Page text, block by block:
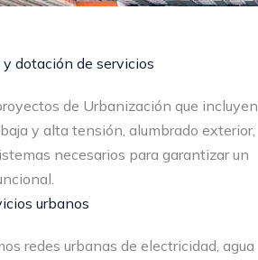
dotación de servicios
de Urbanización que incluyen
y alta tensión, alumbrado exterior,
necesarios para garantizar un
urbanos
redes urbanas de electricidad, agua